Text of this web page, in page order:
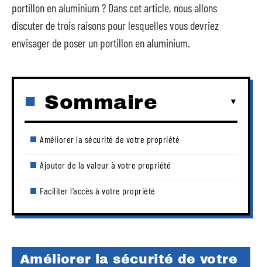
portillon en aluminium ? Dans cet article, nous allons
discuter de trois raisons pour lesquelles vous devriez
envisager de poser un portillon en aluminium.
Sommaire
Améliorer la sécurité de votre propriété
Ajouter de la valeur à votre propriété
Faciliter l’accès à votre propriété
Améliorer la sécurité de votre